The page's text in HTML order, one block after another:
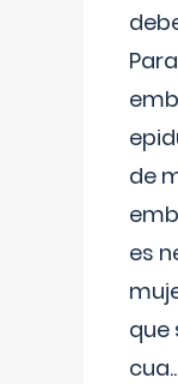
de
es
que
cua